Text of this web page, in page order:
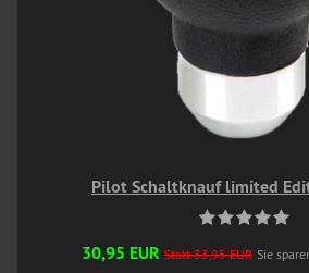
Pilot Schaltknauf limited
30,95 EUR Statt 33,95 EUR Sie